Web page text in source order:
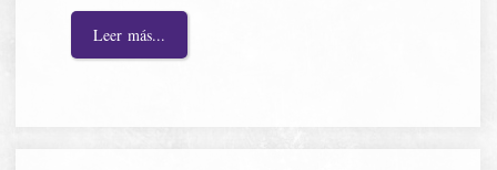
Leer más...